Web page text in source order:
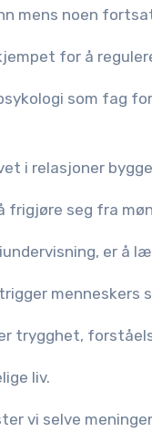
mens noen
for å
som fag
i relasjoner
frigjøre seg fra
er å
menneskers
trygghet,
liv.
vi selve